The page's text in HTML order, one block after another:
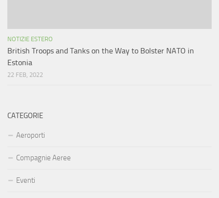
NOTIZIE ESTERO
British Troops and Tanks on the Way to Bolster NATO in
Estonia
22 FEB, 2022
CATEGORIE
Aeroporti
Compagnie Aeree
Eventi